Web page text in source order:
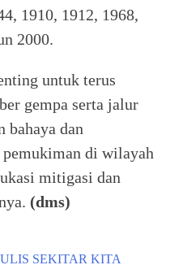
1910, 1912, 1968,
2000.
untuk terus
gempa serta jalur
bahaya dan
pemukiman di wilayah
mitigasi dan
(dms)
SEKITAR KITA